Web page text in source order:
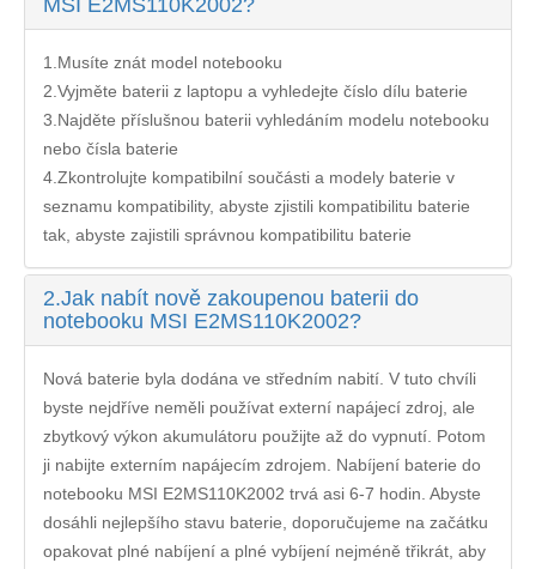
MSI E2MS110K2002?
1.Musíte znát model notebooku
2.Vyjměte baterii z laptopu a vyhledejte číslo dílu baterie
3.Najděte příslušnou baterii vyhledáním modelu notebooku
nebo čísla baterie
4.Zkontrolujte kompatibilní součásti a modely baterie v
seznamu kompatibility, abyste zjistili kompatibilitu baterie
tak, abyste zajistili správnou kompatibilitu baterie
2.Jak nabít nově zakoupenou baterii do
notebooku MSI E2MS110K2002?
Nová baterie byla dodána ve středním nabití. V tuto chvíli
byste nejdříve neměli používat externí napájecí zdroj, ale
zbytkový výkon akumulátoru použijte až do vypnutí. Potom
ji nabijte externím napájecím zdrojem. Nabíjení baterie do
notebooku MSI E2MS110K2002 trvá asi 6-7 hodin. Abyste
dosáhli nejlepšího stavu baterie, doporučujeme na začátku
opakovat plné nabíjení a plné vybíjení nejméně třikrát, aby